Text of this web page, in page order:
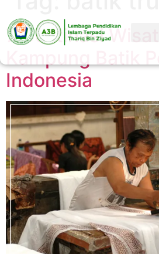
7 Destinasi Wisata
Indonesia